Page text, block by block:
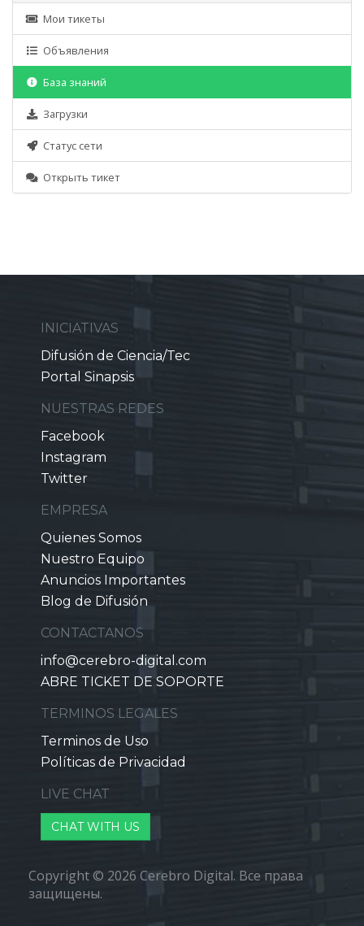
Мои тикеты
Объявления
База знаний
Загрузки
Статус сети
Открыть тикет
INICIATIVAS
Difusión de Ciencia/Tec
Portal Sinapsis
NUESTRAS REDES
Facebook
Instagram
Twitter
EMPRESA
Quienes Somos
Nuestro Equipo
Anuncios Importantes
Blog de Difusión
CONTACTANOS
info@cerebro-digital.com
ABRE TICKET DE SOPORTE
TERMINOS LEGALES
Terminos de Uso
Políticas de Privacidad
LIVE CHAT
CHAT WITH US
Copyright © 2026 Cerebro Digital. Все права
защищены.